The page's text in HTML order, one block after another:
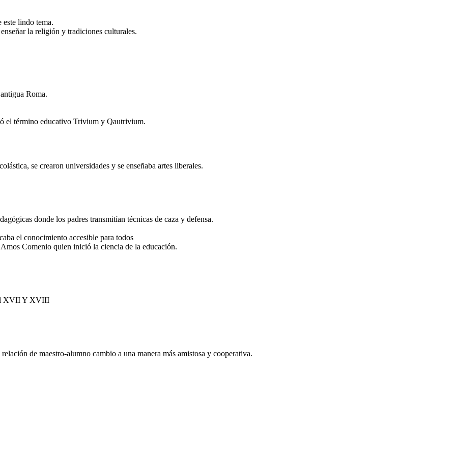
vamos
este lindo tema.
la religión y tradiciones culturales.
Roma.
el término educativo Trivium y Qautrivium.
se crearon universidades y se enseñaba artes liberales.
donde los padres transmitían técnicas de caza y defensa.
el conocimiento accesible para todos
Comenio quien inició la ciencia de la educación.
el XVII Y XVIII
de maestro-alumno cambio a una manera más amistosa y cooperativa.